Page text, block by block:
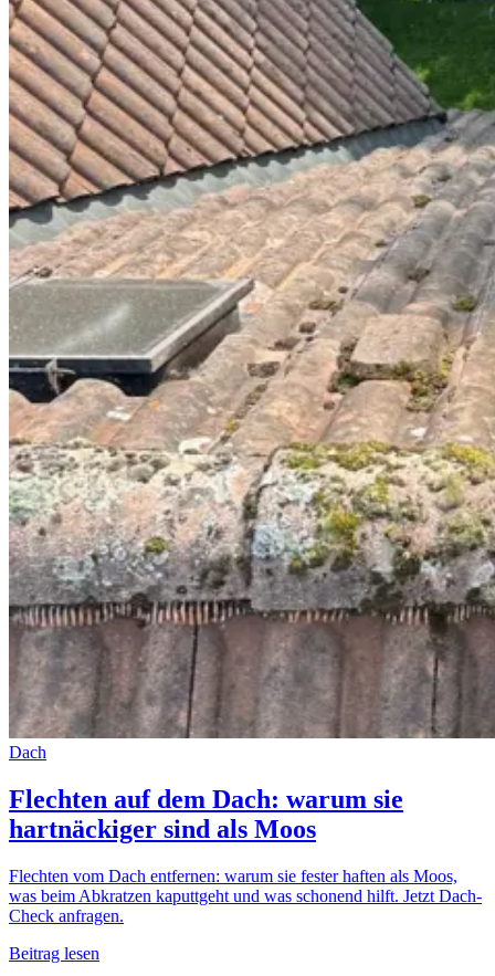
Dach
Flechten auf dem Dach: warum sie
hartnäckiger sind als Moos
Flechten vom Dach entfernen: warum sie fester haften als Moos,
was beim Abkratzen kaputtgeht und was schonend hilft. Jetzt Dach-
Check anfragen.
Beitrag lesen